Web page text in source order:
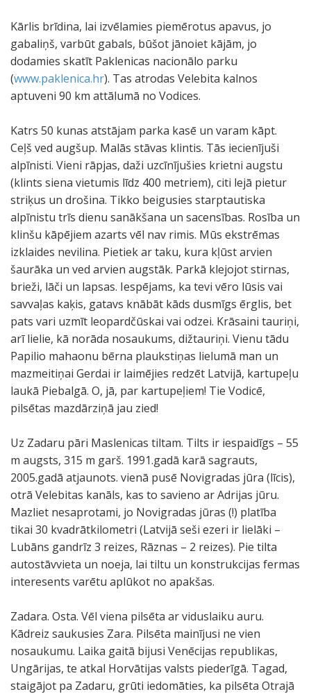
Kārlis brīdina, lai izvēlamies piemērotus apavus, jo
gabaliņš, varbūt gabals, būšot jānoiet kājām, jo
dodamies skatīt Paklenicas nacionālo parku
(www.paklenica.hr). Tas atrodas Velebita kalnos
aptuveni 90 km attālumā no Vodices.
Katrs 50 kunas atstājam parka kasē un varam kāpt.
Ceļš ved augšup. Malās stāvas klintis. Tās iecienījuši
alpīnisti. Vieni rāpjas, daži uzcīnījušies krietni augstu
(klints siena vietumis līdz 400 metriem), citi lejā pietur
striķus un drošina. Tikko beigusies starptautiska
alpīnistu trīs dienu sanākšana un sacensības. Rosība un
klinšu kāpējiem azarts vēl nav rimis. Mūs ekstrēmas
izklaides nevilina. Pietiek ar taku, kura kļūst arvien
šaurāka un ved arvien augstāk. Parkā klejojot stirnas,
brieži, lāči un lapsas. Iespējams, ka tevi vēro lūsis vai
savvaļas kaķis, gatavs knābāt kāds dusmīgs ērglis, bet
pats vari uzmīt leopardčūskai vai odzei. Krāsaini tauriņi,
arī lielie, kā norāda nosaukums, dižtauriņi. Vienu tādu
Papilio mahaonu bērna plaukstiņas lielumā man un
mazmeitiņai Gerdai ir laimējies redzēt Latvijā, kartupeļu
laukā Piebalgā. O, jā, par kartupeļiem! Tie Vodicē,
pilsētas mazdārziņā jau zied!
Uz Zadaru pāri Maslenicas tiltam. Tilts ir iespaidīgs – 55
m augsts, 315 m garš. 1991.gadā karā sagrauts,
2005.gadā atjaunots. vienā pusē Novigradas jūra (līcis),
otrā Velebitas kanāls, kas to savieno ar Adrijas jūru.
Mazliet nesaprotami, jo Novigradas jūras (!) platība
tikai 30 kvadrātkilometri (Latvijā seši ezeri ir lielāki –
Lubāns gandrīz 3 reizes, Rāznas – 2 reizes). Pie tilta
autostāvvieta un noeja, lai tiltu un konstrukcijas fermas
interesents varētu aplūkot no apakšas.
Zadara. Osta. Vēl viena pilsēta ar viduslaiku auru.
Kādreiz saukusies Zara. Pilsēta mainījusi ne vien
nosaukumu. Laika gaitā bijusi Venēcijas republikas,
Ungārijas, te atkal Horvātijas valsts piederīgā. Tagad,
staigājot pa Zadaru, grūti iedomāties, ka pilsēta Otrajā